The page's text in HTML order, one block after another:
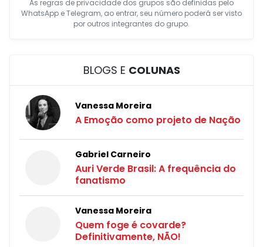
As regras de privacidade dos grupos são definidas pelo
WhatsApp e Telegram, ao entrar, seu número poderá ser visto
por outros integrantes do grupo.
BLOGS E COLUNAS
Vanessa Moreira
A Emoção como projeto de Nação
Gabriel Carneiro
Auri Verde Brasil: A frequência do
fanatismo
Vanessa Moreira
Quem foge é covarde?
Definitivamente, NÃO!